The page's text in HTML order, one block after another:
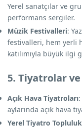
Yerel sanatçılar ve
performans sergiler.
Müzik Festivalleri:
festivalleri, hem yerli
katılımıyla büyük ilgi
5. Tiyatrolar
Açık Hava Tiyatroları
aylarında açık hava
Yerel Tiyatro